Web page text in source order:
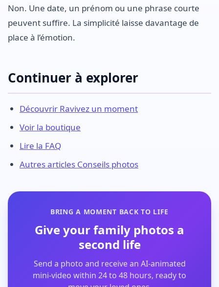
Non. Une date, un prénom ou une phrase courte
peuvent suffire. La simplicité laisse davantage de
place à l’émotion.
Continuer à explorer
Découvrir Ravivez un moment
Voir la boutique
Lire la FAQ
Autres articles Conseils photos
BRING A MOMENT BACK TO LIFE
Give your family photos a
second life
Send a photo and receive an AI-animated
mini-video within 24 to 48 hours, ready to